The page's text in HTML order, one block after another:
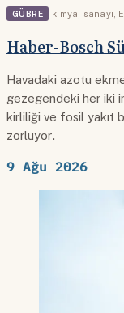
GÜBRE kimya sanayi
Haber-Bosch
Havadaki azotu
gezegendeki her iki
kirliliği ve fosil yakıt
zorluyor.
9 Ağu 2026